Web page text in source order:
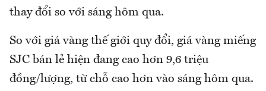
thay đổi so với sáng hôm qua.
So với giá vàng thế giới quy đổi, giá vàng miếng
SJC bán lẻ hiện đang cao hơn 9,6 triệu
đồng/lượng, từ chỗ cao hơn vào sáng hôm qua.